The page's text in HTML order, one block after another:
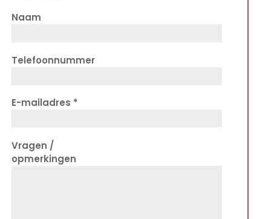
Naam
Telefoonnummer
E-mailadres
Vragen /
opmerkingen